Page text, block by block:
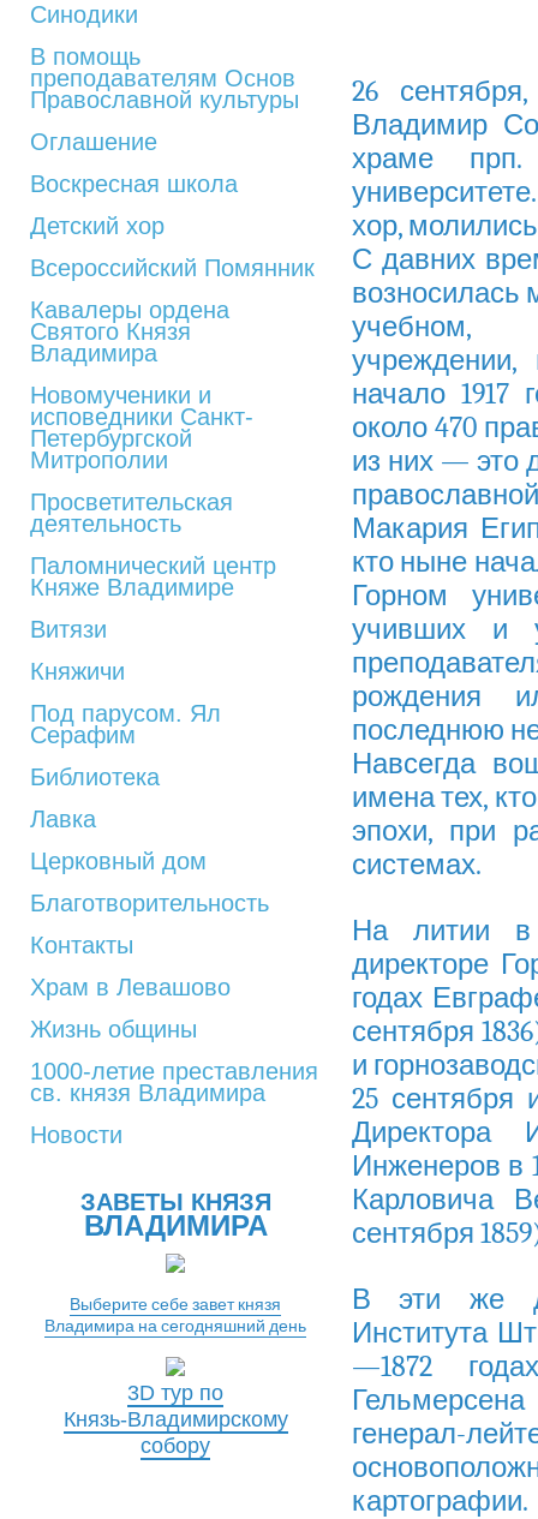
Синодики
В помощь
преподавателям Основ
Православной культуры
Оглашение
Воскресная школа
Детский хор
Всероссийский Помянник
Кавалеры ордена
Святого Князя
Владимира
Новомученики и
исповедники Санкт-
Петербургской
Митрополии
Просветительская
деятельность
Паломнический центр
Княже Владимире
Витязи
Княжичи
Под парусом. Ял
Серафим
Библиотека
Лавка
Церковный дом
Благотворительность
Контакты
Храм в Левашово
Жизнь общины
1000-летие преставления
св. князя Владимира
Новости
ЗАВЕТЫ КНЯЗЯ
ВЛАДИМИРА
Выберите себе завет князя
Владимира на сегодняшний день
3D тур по
Князь-Владимирскому
собору
26
Владимир
храме прп.
хор,
С давних
возносилась
учебном,
начало 1917
около 470
из них — это
Макария
кто ныне
Горном
учивших и
рождения
последнюю
Навсегда
имена тех,
эпохи, при
системах.
На литии
директоре
годах
сентября
и
25 сентября
Директора
Инженеров в
Карловича
сентября
В эти же
Института
—1872
Гельмерсена
генерал-
картографии.